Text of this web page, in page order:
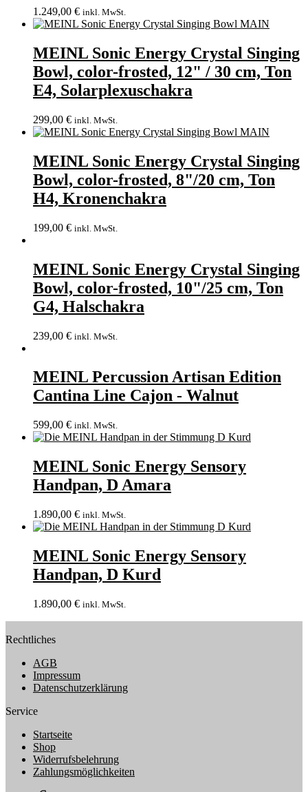
1.249,00 € inkl. MwSt.
MEINL Sonic Energy Crystal Singing
Bowl, color-frosted, 12" / 30 cm, Ton
E4, Solarplexuschakra
299,00 € inkl. MwSt.
MEINL Sonic Energy Crystal Singing
Bowl, color-frosted, 8"/20 cm, Ton
H4, Kronenchakra
199,00 € inkl. MwSt.
MEINL Sonic Energy Crystal Singing
Bowl, color-frosted, 10"/25 cm, Ton
G4, Halschakra
239,00 € inkl. MwSt.
MEINL Percussion Artisan Edition
Cantina Line Cajon - Walnut
599,00 € inkl. MwSt.
MEINL Sonic Energy Sensory
Handpan, D Amara
1.890,00 € inkl. MwSt.
MEINL Sonic Energy Sensory
Handpan, D Kurd
1.890,00 € inkl. MwSt.
Rechtliches
AGB
Impressum
Datenschutzerklärung
Service
Startseite
Shop
Widerrufsbelehrung
Zahlungsmöglichkeiten